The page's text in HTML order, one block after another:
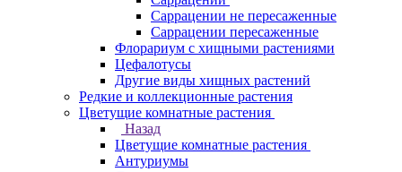
Саррацении не пересаженные
Саррацении пересаженные
Флорариум с хищными растениями
Цефалотусы
Другие виды хищных растений
Редкие и коллекционные растения
Цветущие комнатные растения
Назад
Цветущие комнатные растения
Антуриумы